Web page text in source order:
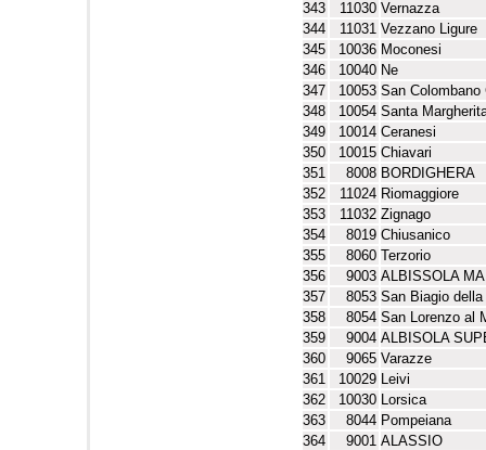
343 11030 Vernazza
344
11031 Vezzano Ligure
345
10036 Moconesi
346
10040 Ne
347
10053 San Colombano
348
10054 Santa
349
10014 Ceranesi
350
10015 Chiavari
351
8008 BORDIGHERA
352
11024 Riomaggiore
353
11032 Zignago
354
8019 Chiusanico
355
8060 Terzorio
356
9003 ALBISSOLA
357
8053 San Biagio
358
8054 San Lorenzo al
359
9004 ALBISOLA
360
9065 Varazze
361
10029 Leivi
362
10030 Lorsica
363
8044 Pompeiana
364
9001 ALASSIO